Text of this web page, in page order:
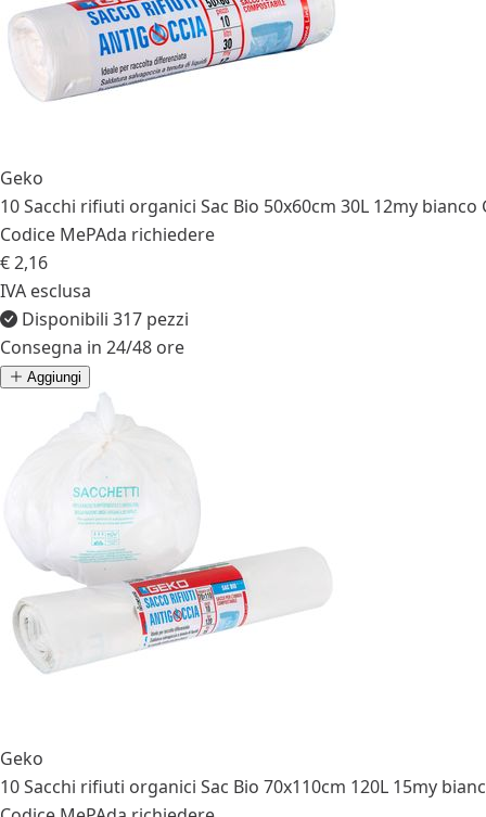
Geko
10 Sacchi rifiuti organici Sac Bio 50x60cm 30L 12my bianco
Codice MePAda richiedere
€ 2,16
IVA esclusa
Disponibili 317 pezzi
Consegna in 24/48 ore
Aggiungi
Geko
10 Sacchi rifiuti organici Sac Bio 70x110cm 120L 15my